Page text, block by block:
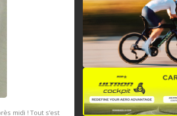
midi ! Tout s’est